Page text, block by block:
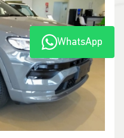
WhatsApp